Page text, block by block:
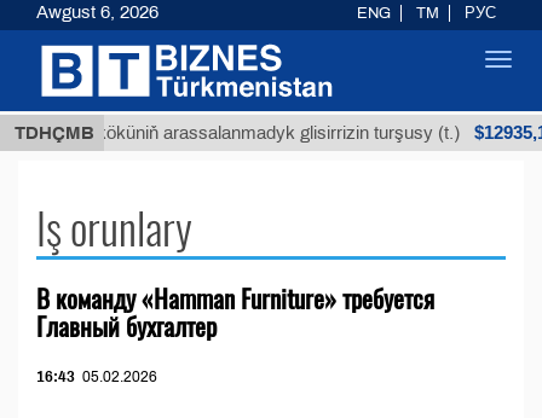
TDHÇMB
Buýan köküniň arassalanmadyk glisirrizin turşusy (t.)
Iş orunlary
В команду «Hamman Furniture» требуется
Главный бухгалтер
16:43 05.02.2026
Awgust 6, 2026 ENG TM РУС